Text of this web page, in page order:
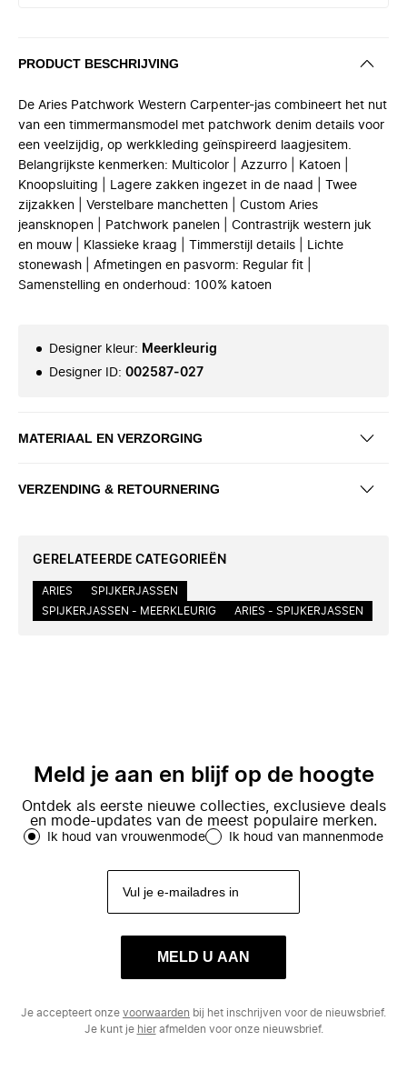
PRODUCT BESCHRIJVING
De Aries Patchwork Western Carpenter-jas combineert het nut
van een timmermansmodel met patchwork denim details voor
een veelzijdig, op werkkleding geïnspireerd laagjesitem.
Belangrijkste kenmerken: Multicolor | Azzurro | Katoen |
Knoopsluiting | Lagere zakken ingezet in de naad | Twee
zijzakken | Verstelbare manchetten | Custom Aries
jeansknopen | Patchwork panelen | Contrastrijk western juk
en mouw | Klassieke kraag | Timmerstijl details | Lichte
stonewash | Afmetingen en pasvorm: Regular fit |
Samenstelling en onderhoud: 100% katoen
Designer kleur: Meerkleurig
Designer ID: 002587-027
MATERIAAL EN VERZORGING
VERZENDING & RETOURNERING
GERELATEERDE CATEGORIEËN
ARIES
SPIJKERJASSEN
SPIJKERJASSEN - MEERKLEURIG
ARIES - SPIJKERJASSEN
Meld je aan en blijf op de hoogte
Ontdek als eerste nieuwe collecties, exclusieve deals
en mode-updates van de meest populaire merken.
Ik houd van vrouwenmode Ik houd van mannenmode
MELD U AAN
Je accepteert onze voorwaarden bij het inschrijven voor de nieuwsbrief.
Je kunt je hierafmelden voor onze nieuwsbrief.